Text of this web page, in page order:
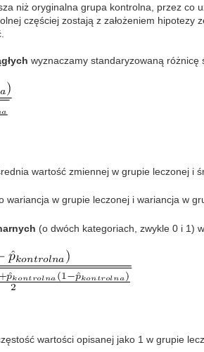
niż oryginalna grupa kontrolna, przez co
częściej zostają z założeniem hipotezy
wyznaczamy standaryzowaną różnicę
wartość zmiennej w grupie leczonej i
wariancja w grupie leczonej i wariancja w
(o dwóch kategoriach, zwykle 0 i 1)
wartości opisanej jako 1 w grupie